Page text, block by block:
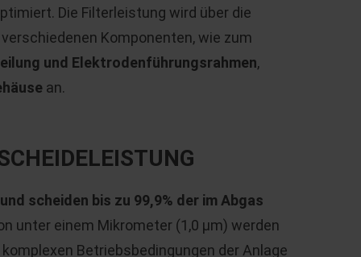
Die Filterleistung wird über die
Komponenten, wie zum
und Elektrodenführungsrahmen,
an.
scheiden bis zu 99,9% der im Abgas
unter einem Mikrometer (1,0 μm) werden
Betriebsbedingungen der Anlage